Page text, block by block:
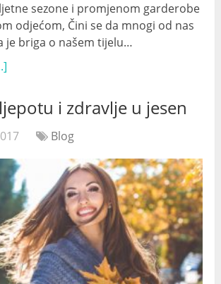
sezone i promjenom garderobe
odjećom, Čini se da mnogi od nas
je briga o našem tijelu…
i zdravlje u jesen
Blog